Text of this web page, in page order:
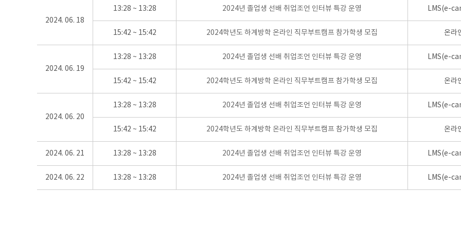
2024. 06. 18
13:28 ~ 13:28 2024년 졸업생 선배 취업조언 인터뷰 특강 운영 LMS(e-
15:42 ~ 15:42 2024학년도 하계방학 온라인 직무부트캠프 참가학생 모집 온라
2024. 06. 19
13:28 ~ 13:28 2024년 졸업생 선배 취업조언 인터뷰 특강 운영 LMS(e-
15:42 ~ 15:42 2024학년도 하계방학 온라인 직무부트캠프 참가학생 모집 온라
2024. 06. 20
13:28 ~ 13:28 2024년 졸업생 선배 취업조언 인터뷰 특강 운영 LMS(e-
15:42 ~ 15:42 2024학년도 하계방학 온라인 직무부트캠프 참가학생 모집 온라
2024. 06. 21 13:28 ~ 13:28 2024년 졸업생 선배 취업조언 인터뷰 특강 운영 LMS(e-
2024. 06. 22 13:28 ~ 13:28 2024년 졸업생 선배 취업조언 인터뷰 특강 운영 LMS(e-